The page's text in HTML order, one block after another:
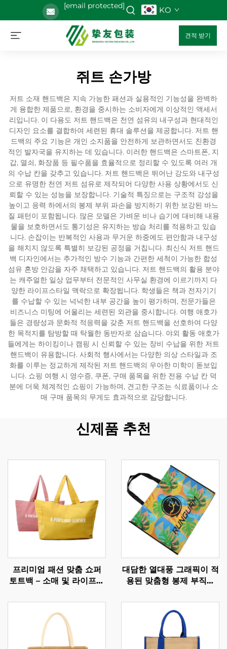
[email protected] KO
견적 받기
쥐트 손가방
저트 소재 핸드백은 지속 가능한 패션과 실용적인 기능성을 완벽하
게 융합한 제품으로, 환경을 중시하는 소비자에게 이상적인 액세서
리입니다. 이 다용도 저트 핸드백은 천연 섬유의 내구성과 현대적인
디자인 요소를 결합하여 세련된 휴대 솔루션을 제공합니다. 저트 핸
드백의 주요 기능은 개인 소지품을 안전하게 보관하면서도 친환경
적인 발자국을 유지하는 데 있습니다. 이러한 핸드백은 스마트폰, 지
갑, 열쇠, 화장품 등 필수품을 효율적으로 정리할 수 있도록 여러 개
의 수납 칸을 갖추고 있습니다. 저트 핸드백은 뛰어난 강도와 내구성
으로 유명한 천연 저트 섬유로 제작되어 다양한 사용 상황에서도 신
뢰할 수 있는 성능을 보장합니다. 기술적 특징으로는 구조적 강성을
높이고 응력 하에서의 봉제 부위 파손을 방지하기 위한 보강된 바느
질 패턴이 포함됩니다. 많은 모델은 가벼운 비나 습기에 대비해 내용
물을 보호하면서도 통기성은 유지하는 방습 처리를 적용하고 있습
니다. 손잡이는 반복적인 사용과 무거운 하중에도 편안함과 내구성
을 해치지 않도록 특별히 보강된 공정을 거칩니다. 최신식 저트 핸드
백 디자인에서는 추가적인 방수 기능과 간편한 세척이 가능한 합성
섬유 혼방 안감을 자주 채택하고 있습니다. 저트 핸드백의 활용 분야
는 캐주얼한 일상 업무부터 전문적인 사무실 환경에 이르기까지 다
양한 라이프스타일 맥락으로 확장됩니다. 학생들은 책과 전자기기
를 수납할 수 있는 넉넉한 내부 공간을 높이 평가하며, 전문가들은
비즈니스 미팅에 어울리는 세련된 외관을 중시합니다. 여행 애호가
들은 경량성과 문화적 적응력을 갖춘 저트 핸드백을 선호하여 다양
한 목적지를 탐방할 때 탁월한 동반자로 삼습니다. 야외 활동 애호가
들에게는 하이킹이나 캠핑 시 신뢰할 수 있는 장비 수납을 위한 저트
핸드백이 유용합니다. 사회적 행사에서는 다양한 의상 스타일과 조
화를 이루는 정교하게 제작된 저트 핸드백의 우아한 미학이 돋보입
니다. 쇼핑 여행 시 영수증, 쿠폰, 구매 품목을 위한 전용 수납 칸 덕
분에 더욱 체계적인 쇼핑이 가능하며, 견고한 구조는 식료품이나 소
매 구매 품목의 무게도 효과적으로 감당합니다.
신제품 추천
프리미엄 패션 맞춤 쇼퍼
토트백 – 소매 및 라이프스
브랜드 캐리올
대담한 열대풍 그래픽이 적
용된 맞춤형 봉제 부직포
브랜드 상품